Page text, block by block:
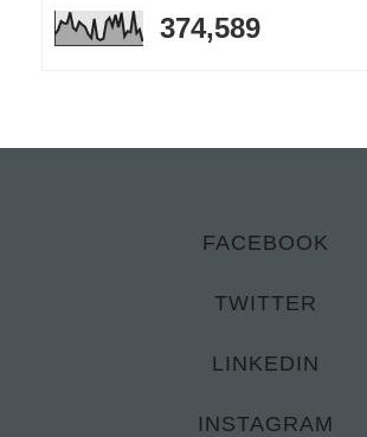
374,589
FACEBOOK
TWITTER
LINKEDIN
INSTAGRAM